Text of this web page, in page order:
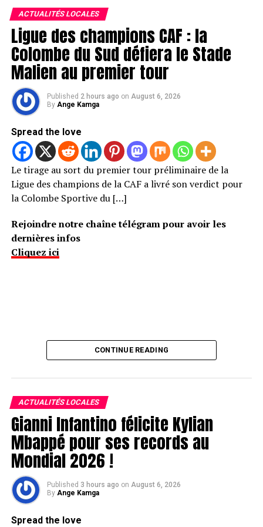
ACTUALITÉS LOCALES
Ligue des champions CAF : la
Colombe du Sud défiera le Stade
Malien au premier tour
Published 2 hours ago on August 6, 2026
By Ange Kamga
Spread the love
Le tirage au sort du premier tour préliminaire de la
Ligue des champions de la CAF a livré son verdict pour
la Colombe Sportive du […]
Rejoindre notre chaîne télégram pour avoir les
dernières infos
Cliquez ici
CONTINUE READING
ACTUALITÉS LOCALES
Gianni Infantino félicite Kylian
Mbappé pour ses records au
Mondial 2026 !
Published 3 hours ago on August 6, 2026
By Ange Kamga
Spread the love